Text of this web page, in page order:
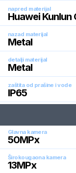
napred materijal
Huawei Kunlun
nazad materijal
Metal
detalji materijal
Metal
zaštita od prašine i vode
IP65
Glavna kamera
50MPx
Širokougaona kamera
13MPx